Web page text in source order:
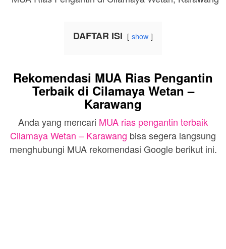
DAFTAR ISI show
Rekomendasi MUA Rias Pengantin
Terbaik di Cilamaya Wetan –
Karawang
Anda yang mencari MUA rias pengantin terbaik
Cilamaya Wetan – Karawang bisa segera langsung
menghubungi MUA rekomendasi Google berikut ini.